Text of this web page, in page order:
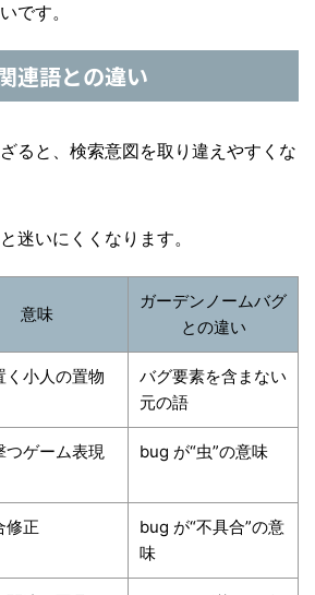
です。
連語との違い
ると、検索意図を取り違えやすくな
迷いにくくなります。
意味
ガーデンノームバグ
との違い
く小人の置物
バグ要素を含まない
元の語
つゲーム表現 bug が“虫”の意味
修正
bug が“不具合”の意
味